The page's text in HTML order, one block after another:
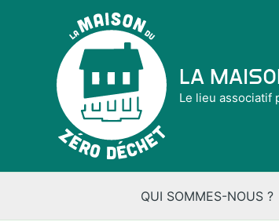
La
Le lieu associatif
QUI SOMMES-NOUS ?